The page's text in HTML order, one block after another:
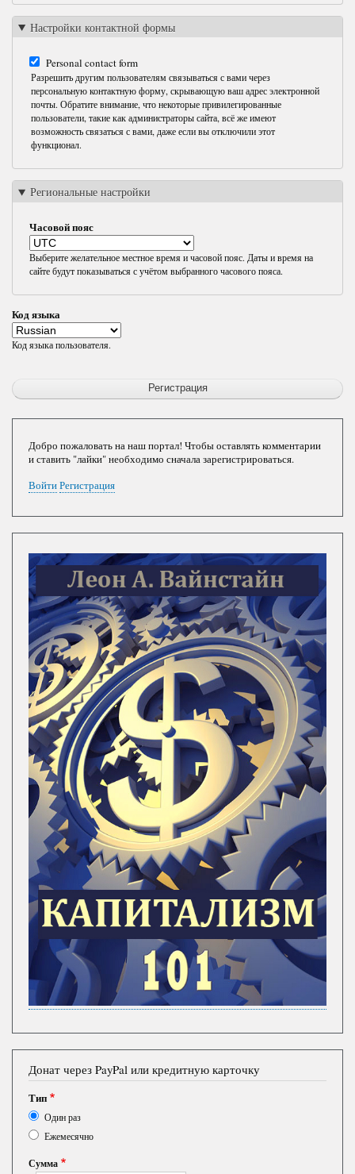
Настройки контактной формы
Personal contact form
Разрешить другим пользователям связываться с вами через
персональную контактную форму, скрывающую ваш адрес электронной
почты. Обратите внимание, что некоторые привилегированные
пользователи, такие как администраторы сайта, всё же имеют
возможность связаться с вами, даже если вы отключили этот
функционал.
Региональные настройки
Часовой пояс
Выберите желательное местное время и часовой пояс. Даты и время на
сайте будут показываться с учётом выбранного часового пояса.
Код языка
Код языка пользователя.
Добро пожаловать на наш портал! Чтобы оставлять комментарии
и ставить "лайки" необходимо сначала зарегистрироваться.
ВойтиРегистрация
Донат через PayPal или кредитную карточку
Тип
Один раз
Ежемесячно
Сумма